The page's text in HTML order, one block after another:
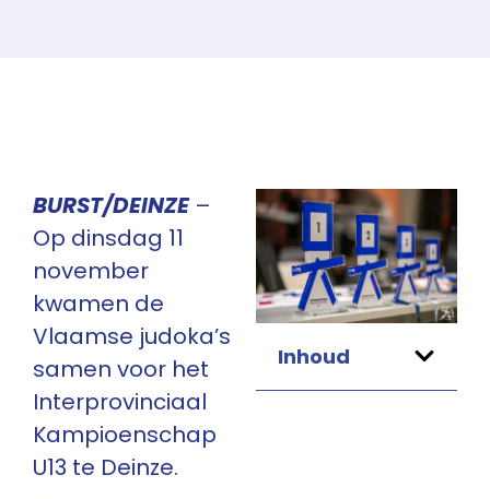
BURST/DEINZE–
Op dinsdag 11
november
kwamen de
Vlaamse judoka’s
samen voor het
Interprovinciaal
Kampioenschap
U13 te Deinze.
Inhoud